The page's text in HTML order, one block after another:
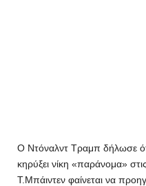
Ο Ντόναλντ Τραμπ δήλωσε
κηρύξει νίκη «παράνομα»
Τ.Μπάιντεν φαίνεται να